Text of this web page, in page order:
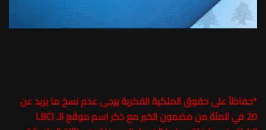
*حفاظاً على حقوق الملكية الفكرية يرجى عدم نسخ ما يزيد عن
20 في المئة من مضمون الخبر مع ذكر اسم موقع الـ LBCI